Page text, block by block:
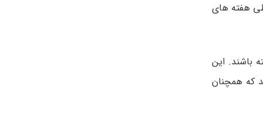
طی هفته های
باشند. این
توجه کنید که همچنان